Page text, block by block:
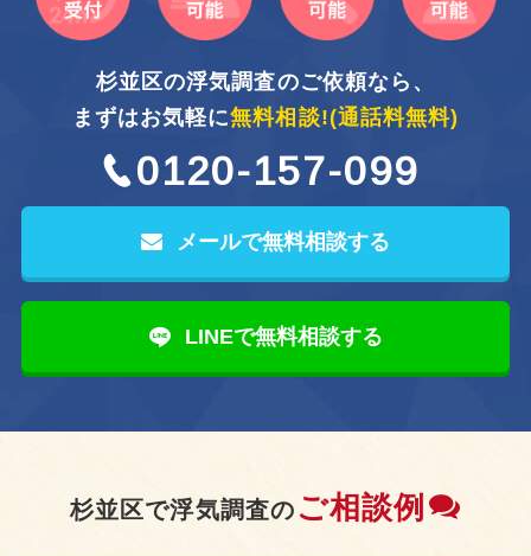
杉並区の浮気調査のご依頼なら、
まずはお気軽に無料相談!(通話料無料)
0120-157-099
メールで無料相談する
LINEで無料相談する
杉並区で浮気調査の ご相談例